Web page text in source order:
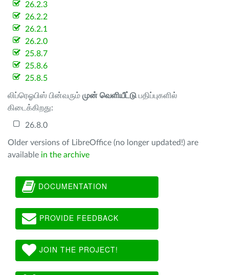
26.2.3
26.2.2
26.2.1
26.2.0
25.8.7
25.8.6
25.8.5
லிப்ரெஓபிஸ் பின்வரும் முன் வெளியீட்டு பதிப்புகளில்
கிடைக்கிறது:
26.8.0
Older versions of LibreOffice (no longer updated!) are
available in the archive
DOCUMENTATION
PROVIDE FEEDBACK
JOIN THE PROJECT!